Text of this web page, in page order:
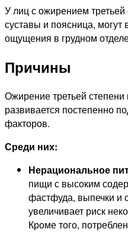
У лиц с ожирением
суставы и поясница, могут
ощущения в грудном
Причины
Ожирение третьей степени
развивается постепенно
факторов.
Среди них:
Нерациональное
пищи с высоким
фастфуда, выпечки и
увеличивает риск
Кроме того,